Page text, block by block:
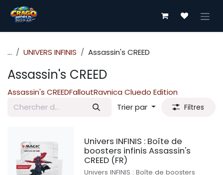
Se rendre au contenu
... UNIVERS INFINIS Assassin's CREED
Assassin's CREED
Assassin's CREEDFalloutRavnica Cluedo Edition
Trier par
Filtres
Univers INFINIS : Boîte de
boosters infinis Assassin's
CREED (FR)
Univers INFINIS : Boîte de boosters